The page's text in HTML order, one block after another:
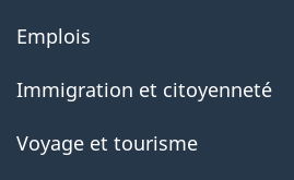
About
government
Emplois
Immigration et citoyenneté
Voyage et tourisme